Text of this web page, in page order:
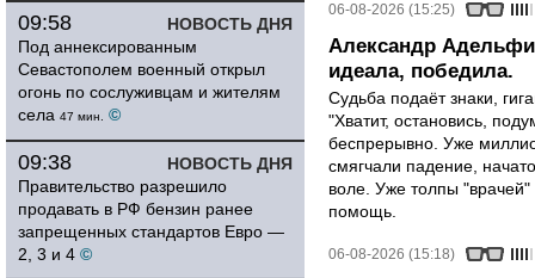
НОВОСТЬ ДНЯ
09:58
Под аннексированным
Севастополем военный открыл
огонь по сослуживцам и жителям
села 47 мин. ©
НОВОСТЬ ДНЯ
09:38
Правительство разрешило
продавать в РФ бензин ранее
запрещенных стандартов Евро —
2, 3 и 4 ©
06-08-2026 (15:25)
Александр
идеала, победила.
Судьба подаёт знаки,
"Хватит, остановись,
беспрерывно. Уже
смягчали падение,
воле. Уже толпы
помощь.
06-08-2026 (15:18)